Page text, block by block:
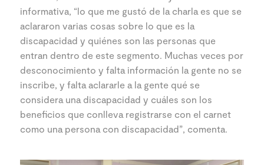
informativa, “lo que me gustó de la charla es que se
aclararon varias cosas sobre lo que es la
discapacidad y quiénes son las personas que
entran dentro de este segmento. Muchas veces por
desconocimiento y falta información la gente no se
inscribe, y falta aclararle a la gente qué se
considera una discapacidad y cuáles son los
beneficios que conlleva registrarse con el carnet
como una persona con discapacidad”, comenta.